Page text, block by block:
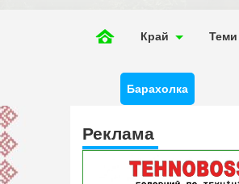
Край Теми
Барахолка
Реклама